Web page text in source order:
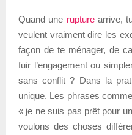
Quand une rupturearrive,
veulent vraiment dire les
façon de te ménager, de
fuir l’engagement ou
sans conflit ? Dans la
unique. Les phrases
« je ne suis pas prêt pour
voulons des choses